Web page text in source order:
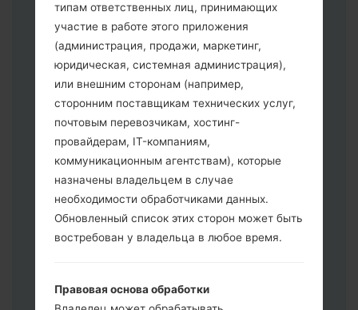
Скачайте на свой ПК:Odin 3.
Далее загрузите и распакуйте файл
прошивки.
Вам необходимо 1 (Выбрать 1 файл
прошивки здесь) или 5 (Выбрать 5
файл прошивки здесь) файлов для
прошивки:
AP: "System & Recovery"
CP: "Modem & Radio"
CSC _ ***: "Country & Region & Operator"
HOME_CSC _ ***: "Country & Region &
Operator"
Добавьте все файлы в программу Odin
Если вы хотите прошить телефон и
сбросить к заводским настройкам
типам ответственных лиц, принимающих
участие в работе этого приложения
(администрация, продажи, маркетинг,
юридическая, системная администрация),
или внешним сторонам (например,
сторонним поставщикам технических услуг,
почтовым перевозчикам, хостинг-
провайдерам, IT-компаниям,
коммуникационным агентствам), которые
назначены владельцем в случае
необходимости обработчиками данных.
Обновленный список этих сторон может быть
востребован у владельца в любое время.
Правовая основа обработки